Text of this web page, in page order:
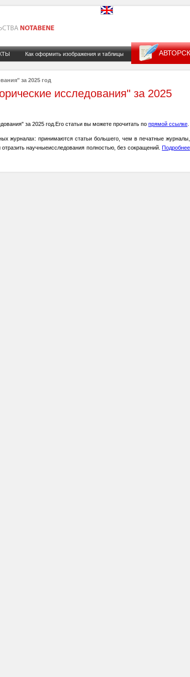
Как оформить изображения и таблицы
за 2025 год
исследования" за 2025
за 2025 год.Его статьи вы можете прочитать по прямой ссылке
журналах: принимаются статьи большего, чем в печатные журналы,
научныеисследования полностью, без сокращений. Подробнее